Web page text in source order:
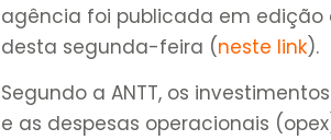
agência foi publicada em edição
desta segunda-feira (neste link).
Segundo a ANTT, os
e as despesas operacionais